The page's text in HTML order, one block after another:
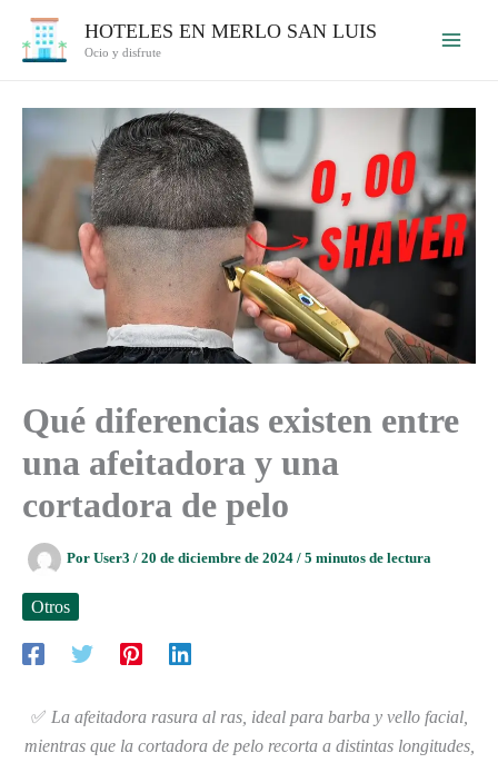
HOTELES EN MERLO SAN LUIS
Ocio y disfrute
Qué diferencias existen entre
una afeitadora y una
cortadora de pelo
Por User3 / 20 de diciembre de 2024 / 5 minutos de lectura
Otros
✅ La afeitadora rasura al ras, ideal para barba y vello facial,
mientras que la cortadora de pelo recorta a distintas longitudes,